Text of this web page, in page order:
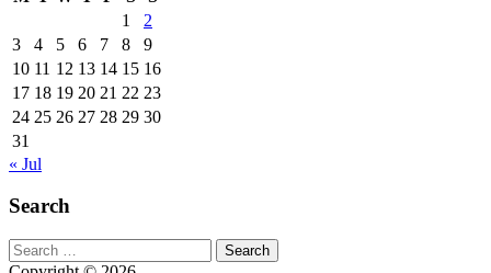
1
2
3
4 5 6 7 8
9
10 11 12 13 14 15 16
17 18 19 20 21 22 23
24 25 26 27 28 29 30
31
« Jul
Search
Search
for: